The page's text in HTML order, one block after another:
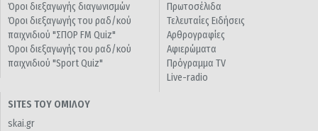
Όροι διεξαγωγής διαγωνισμών
Όροι διεξαγωγής του ραδ/κού
παιχνιδιού "ΣΠΟΡ FM Quiz"
Όροι διεξαγωγής του ραδ/κού
παιχνιδιού "Sport Quiz"
Πρωτοσέλιδα
Τελευταίες Ειδήσεις
Αρθρογραφίες
Αφιερώματα
Πρόγραμμα TV
Live-radio
SITES ΤΟΥ ΟΜΙΛΟΥ
skai.gr